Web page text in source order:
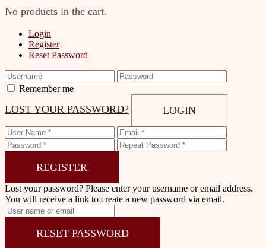
No products in the cart.
Login
Register
Reset Password
Remember me
LOST YOUR PASSWORD? LOGIN
REGISTER
Lost your password? Please enter your username or email address.
You will receive a link to create a new password via email.
RESET PASSWORD